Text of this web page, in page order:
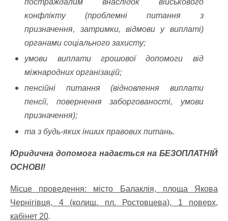
постраждалим внаслідок військового
конфлікту (проблемні питання з
призначення, затримки, відмови у виплаті)
органами соціального захисту;
умови виплати грошової допомоги від
міжнародних організацій;
пенсійні питання (відновлення виплати
пенсії, повернення заборгованості, умови
призначення);
та з будь-яких інших правових питань.
Юридична допомога надається на БЕЗОПЛАТНІЙ
ОСНОВІ!
Місце проведення: місто Балаклія, площа Якова
Чернігівця, 4 (колиш. пл. Ростовцева), 1 поверх,
кабінет 20.